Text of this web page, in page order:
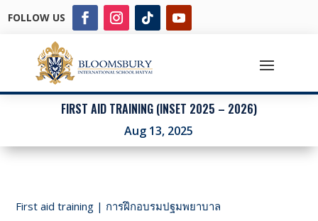
FOLLOW US
FIRST AID TRAINING (INSET 2025 – 2026)
Aug 13, 2025
First aid training | การฝึกอบรมปฐมพยาบาล